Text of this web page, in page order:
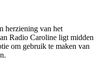
herziening van het
Radio Caroline ligt midden
om gebruik te maken van